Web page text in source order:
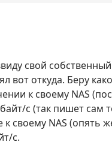
свой
вот откуда. Беру
к своему NAS
с (так пишет сам
своему NAS (опять
с.